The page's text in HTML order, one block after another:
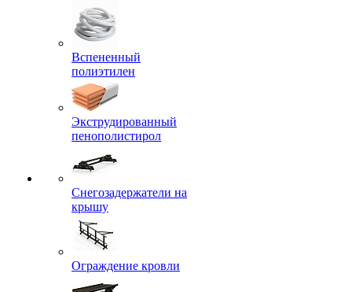
Вспененный
полиэтилен
Экструдированный
пенополистирол
Снегозадержатели на
крышу
Ограждение кровли